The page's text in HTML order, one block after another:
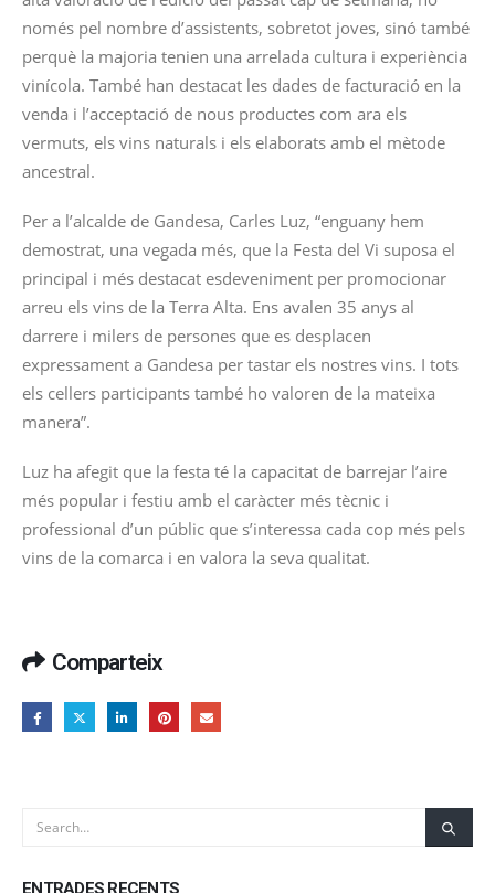
només pel nombre d’assistents, sobretot joves, sinó també
perquè la majoria tenien una arrelada cultura i experiència
vinícola. També han destacat les dades de facturació en la
venda i l’acceptació de nous productes com ara els
vermuts, els vins naturals i els elaborats amb el mètode
ancestral.
Per a l’alcalde de Gandesa, Carles Luz, “enguany hem
demostrat, una vegada més, que la Festa del Vi suposa el
principal i més destacat esdeveniment per promocionar
arreu els vins de la Terra Alta. Ens avalen 35 anys al
darrere i milers de persones que es desplacen
expressament a Gandesa per tastar els nostres vins. I tots
els cellers participants també ho valoren de la mateixa
manera”.
Luz ha afegit que la festa té la capacitat de barrejar l’aire
més popular i festiu amb el caràcter més tècnic i
professional d’un públic que s’interessa cada cop més pels
vins de la comarca i en valora la seva qualitat.
Comparteix
ENTRADES RECENTS